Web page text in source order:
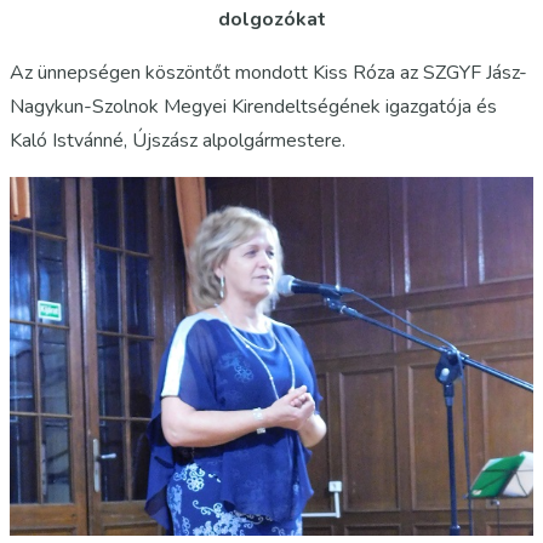
dolgozókat
Az ünnepségen köszöntőt mondott Kiss Róza az SZGYF Jász-
Nagykun-Szolnok Megyei Kirendeltségének igazgatója és
Kaló Istvánné, Újszász alpolgármestere.